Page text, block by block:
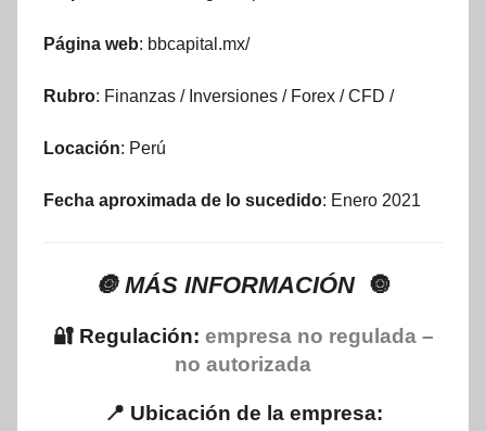
Página web: bbcapital.mx/
Rubro: Finanzas / Inversiones / Forex / CFD /
Locación: Perú
Fecha aproximada de lo sucedido: Enero 2021
🔘 MÁS INFORMACIÓN 🔘
🔐 Regulación: empresa no regulada –
no autorizada
📍 Ubicación de la empresa: